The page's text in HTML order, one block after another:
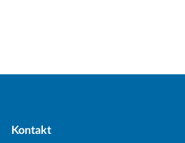
Kontakt